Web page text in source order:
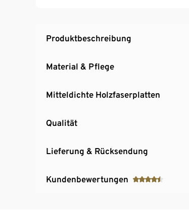
Produktbeschreibung
Material & Pflege
Mitteldichte Holzfaserplatten
Qualität
Lieferung & Rücksendung
Kundenbewertungen